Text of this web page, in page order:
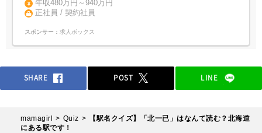
年収480万円～940万円
正社員 / 契約社員
スポンサー： 求人ボックス
SHARE POST LINE
mamagirl Quiz
【駅名クイズ】「北一已」はなんて読む？北海道
にある駅です！